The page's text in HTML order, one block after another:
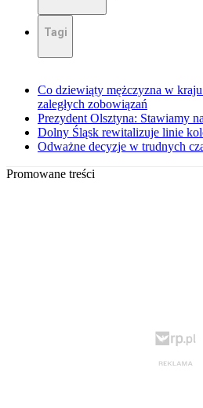
Tagi
Co dziewiąty mężczyzna w kraju
zaległych zobowiązań
Prezydent Olsztyna: Stawiamy
Dolny Śląsk rewitalizuje linie
Odważne decyzje w trudnych
Promowane treści